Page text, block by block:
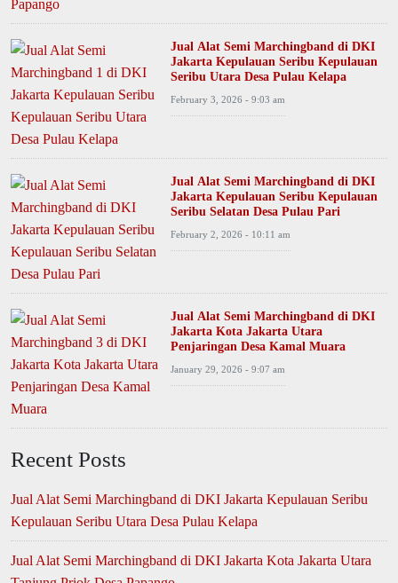
Jual Alat Semi Marchingband di DKI
Jakarta Kepulauan Seribu Kepulauan
Seribu Utara Desa Pulau Kelapa
February 3, 2026 - 9:03 am
Jual Alat Semi Marchingband di DKI
Jakarta Kepulauan Seribu Kepulauan
Seribu Selatan Desa Pulau Pari
February 2, 2026 - 10:11 am
Jual Alat Semi Marchingband di DKI
Jakarta Kota Jakarta Utara
Penjaringan Desa Kamal Muara
January 29, 2026 - 9:07 am
Recent Posts
Jual Alat Semi Marchingband di DKI Jakarta Kepulauan Seribu
Kepulauan Seribu Utara Desa Pulau Kelapa
Jual Alat Semi Marchingband di DKI Jakarta Kota Jakarta Utara